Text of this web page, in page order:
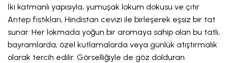
İki katmanlı yapısıyla, yumuşak lokum dokusu ve çıtır
Antep fıstıkları, Hindistan cevizi ile birleşerek eşsiz bir tat
sunar. Her lokmada yoğun bir aromaya sahip olan bu tatlı,
bayramlarda, özel kutlamalarda veya günlük atıştırmalık
olarak tercih edilir. Görselliğiyle de göz dolduran